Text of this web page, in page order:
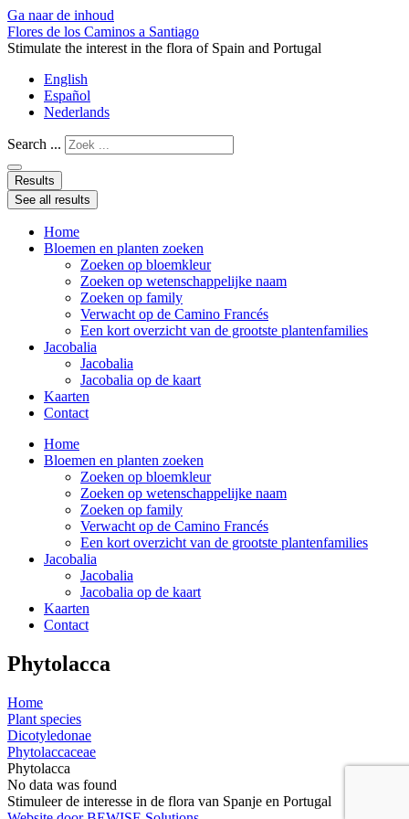
Ga naar de inhoud
Flores de los Caminos a Santiago
Stimulate the interest in the flora of Spain and Portugal
English
Español
Nederlands
Search ...
Results
See all results
Home
Bloemen en planten zoeken
Zoeken op bloemkleur
Zoeken op wetenschappelijke naam
Zoeken op family
Verwacht op de Camino Francés
Een kort overzicht van de grootste plantenfamilies
Jacobalia
Jacobalia
Jacobalia op de kaart
Kaarten
Contact
Home
Bloemen en planten zoeken
Zoeken op bloemkleur
Zoeken op wetenschappelijke naam
Zoeken op family
Verwacht op de Camino Francés
Een kort overzicht van de grootste plantenfamilies
Jacobalia
Jacobalia
Jacobalia op de kaart
Kaarten
Contact
Phytolacca
Home
Plant species
Dicotyledonae
Phytolaccaceae
Phytolacca
No data was found
Stimuleer de interesse in de flora van Spanje en Portugal